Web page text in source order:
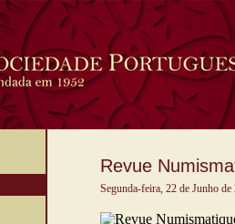
Revue
Segunda-feira, 22 de Junho de